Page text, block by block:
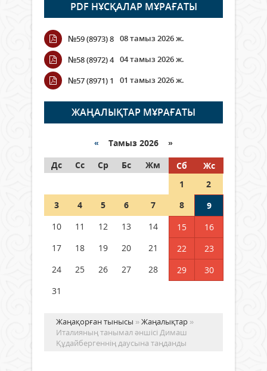
полиция департаменті 20
мыңнан астам көрерменнің
қауіпсіздігін қамтамасыз етті
06 тамыз 2026 ж.
Wi-Fi ҚАБЫРҒА АРҚЫЛЫ ҚАЛАЙ
ӨТЕДІ?
06 тамыз 2026 ж. 279
граждане Казахстана,
05 тамыз 2026 ж. 161
Шетелде жүрген Қазақстан
азаматтары қалай дауыс бере
PDF НҰСҚАЛАР МҰРАҒАТЫ
№59 (8973) 8 08 тамыз 2026 ж.
№58 (8972) 4 04 тамыз 2026 ж.
№57 (8971) 1
01 тамыз 2026 ж.
ЖАҢАЛЫҚТАР МҰРАҒАТЫ
« Тамыз 2026 »
Дс
Сс Ср Бс Жм Сб
Жс
1
2
3
4 5 6 7 8
9
10
11 12 13 14 15
16
17
18 19 20 21 22
23
24
25 26 27 28 29
30
31
Жаңақорған тынысы »Жаңалықтар »
Италияның танымал әншісі Димаш
Құдайбергеннің даусына таңданды